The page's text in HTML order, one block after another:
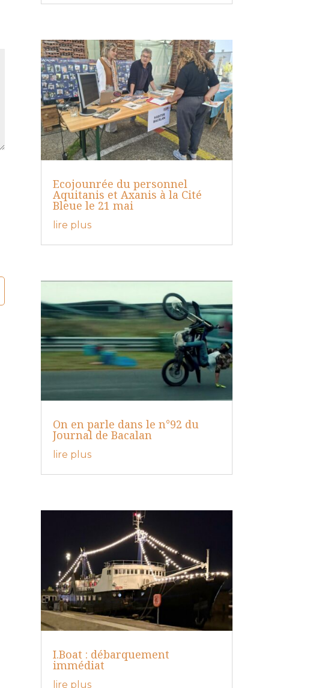
Ecojounrée du personnel
Aquitanis et Axanis à la Cité
Bleue le 21 mai
lire plus
On en parle dans le n°92 du
Journal de Bacalan
lire plus
I.Boat : débarquement
immédiat
lire plus